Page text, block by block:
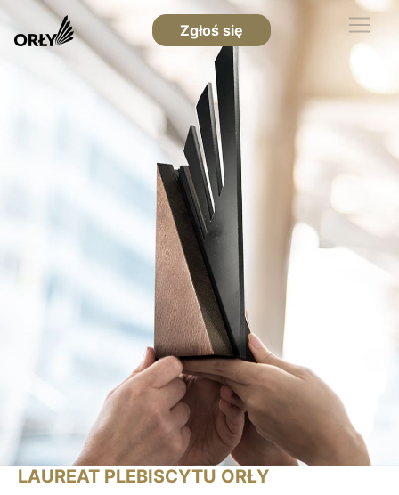
Zgłoś się
LAUREAT PLEBISCYTU ORŁY